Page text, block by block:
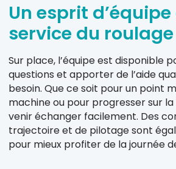
Un esprit
service du roulage
Sur place, l’équipe est disponible
questions et apporter de l’aide
besoin. Que ce soit pour un point
machine ou pour progresser sur la
venir échanger facilement. Des
trajectoire et de pilotage sont
pour mieux profiter de la journée